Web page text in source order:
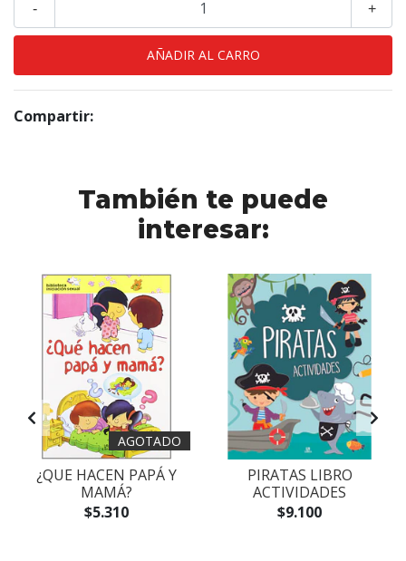
+
-
Compartir:
También te puede
interesar:
AGOTADO
¿QUE HACEN PAPÁ Y
MAMÁ?
$5.310
PIRATAS LIBRO
ACTIVIDADES
$9.100